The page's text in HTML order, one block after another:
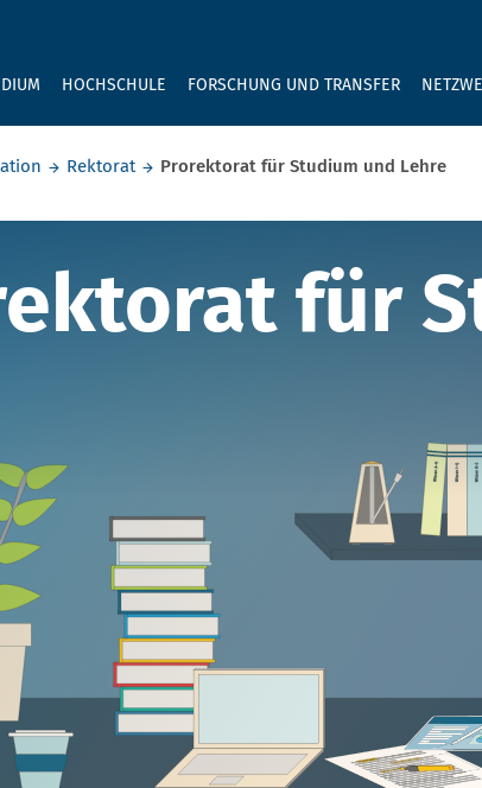
HOCHSCHULE FORSCHUNG UND TRANSFER
Rektorat Prorektorat für Studium und Lehre
für
für